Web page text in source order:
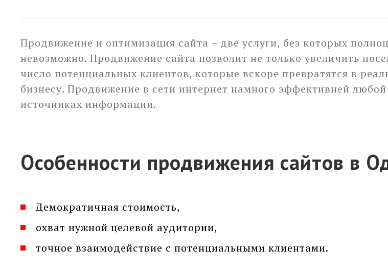
Продвижение и оптимизация сайта – две услуги, без которых
невозможно. Продвижение сайта позволит не только увеличить
число потенциальных клиентов, которые вскоре превратятся в
бизнесу. Продвижение в сети интернет намного эффективней
источниках информации.
Особенности продвижения сайтов в
Демократичная стоимость,
охват нужной целевой аудитории,
точное взаимодействие с потенциальными клиентами.